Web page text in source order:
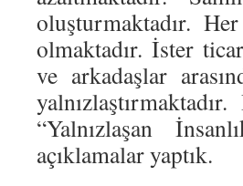
oluşturmaktadır.
olmaktadır. İster
ve arkadaşlar
“Yalnızlaşan
açıklamalar yaptık.